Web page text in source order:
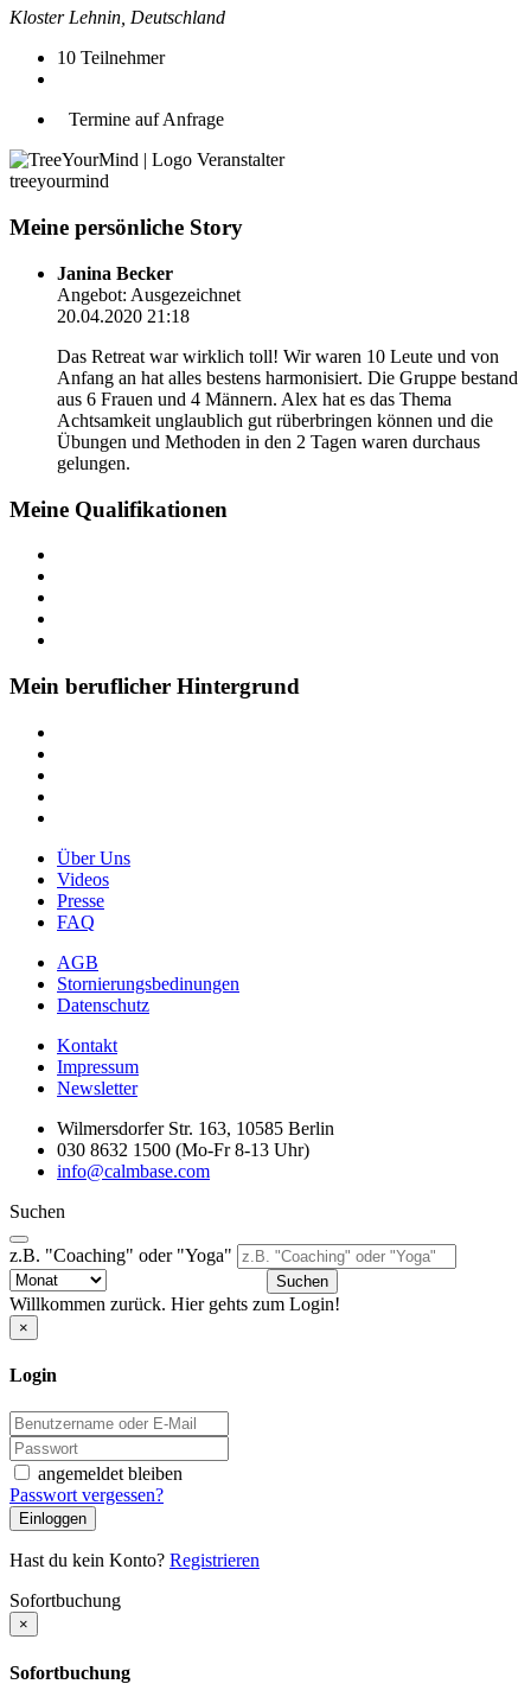
Kloster Lehnin, Deutschland
10 Teilnehmer
Termine auf Anfrage
Veranstalter
treeyourmind
Meine persönliche Story
Janina Becker
Angebot: Ausgezeichnet
20.04.2020 21:18
Das Retreat war wirklich toll! Wir waren 10 Leute und von
Anfang an hat alles bestens harmonisiert. Die Gruppe bestand
aus 6 Frauen und 4 Männern. Alex hat es das Thema
Achtsamkeit unglaublich gut rüberbringen können und die
Übungen und Methoden in den 2 Tagen waren durchaus
gelungen.
Meine Qualifikationen
Mein beruflicher Hintergrund
Über Uns
Videos
Presse
FAQ
AGB
Stornierungsbedinungen
Datenschutz
Kontakt
Impressum
Newsletter
Wilmersdorfer Str. 163, 10585 Berlin
030 8632 1500 (Mo-Fr 8-13 Uhr)
info@calmbase.com
Suchen
z.B. "Coaching" oder "Yoga"
Suchen
Willkommen zurück. Hier gehts zum Login!
×
Login
angemeldet bleiben
Passwort vergessen?
Einloggen
Hast du kein Konto? Registrieren
Sofortbuchung
×
Sofortbuchung